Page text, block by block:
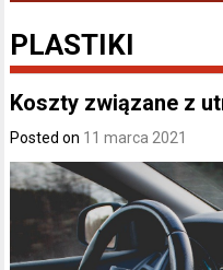
PLASTIKI
Koszty związane z
Posted on 11 marca 2021